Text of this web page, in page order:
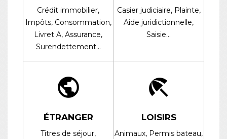
Crédit immobilier,
Impôts, Consommation,
Livret A,Assurance,
Surendettement…
Casier judiciaire, Plainte,
Aide juridictionnelle,
Saisie…
public
ÉTRANGER
Titres de séjour,
beach_access
LOISIRS
Animaux, Permis bateau,